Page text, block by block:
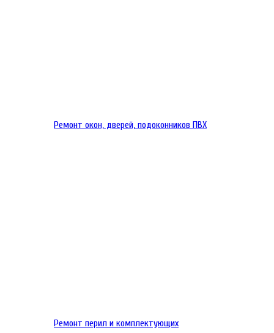
Ремонт окон, дверей, подоконников ПВХ
Ремонт перил и комплектующих